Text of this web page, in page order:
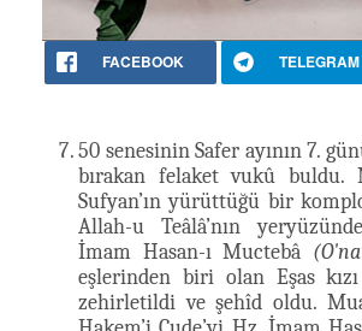
FACEBOOK TELEGRAM
50 senesinin Safer ayının 7.
bırakan felaket vukû buldu.
Sufyan’ın yürüttüğü bir
Allah-u Teâlâ’nın
İmam Hasan-ı Muctebâ
eşlerinden biri olan Eşas
zehirletildi ve şehîd oldu.